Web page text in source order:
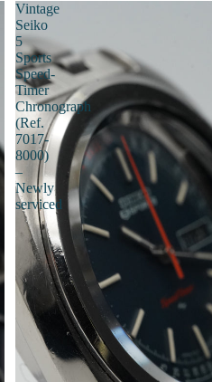
Vintage
Seiko
5
Sports
Speed-
Timer
Chronograph
(Ref.
7017-
8000)
–
Newly
serviced